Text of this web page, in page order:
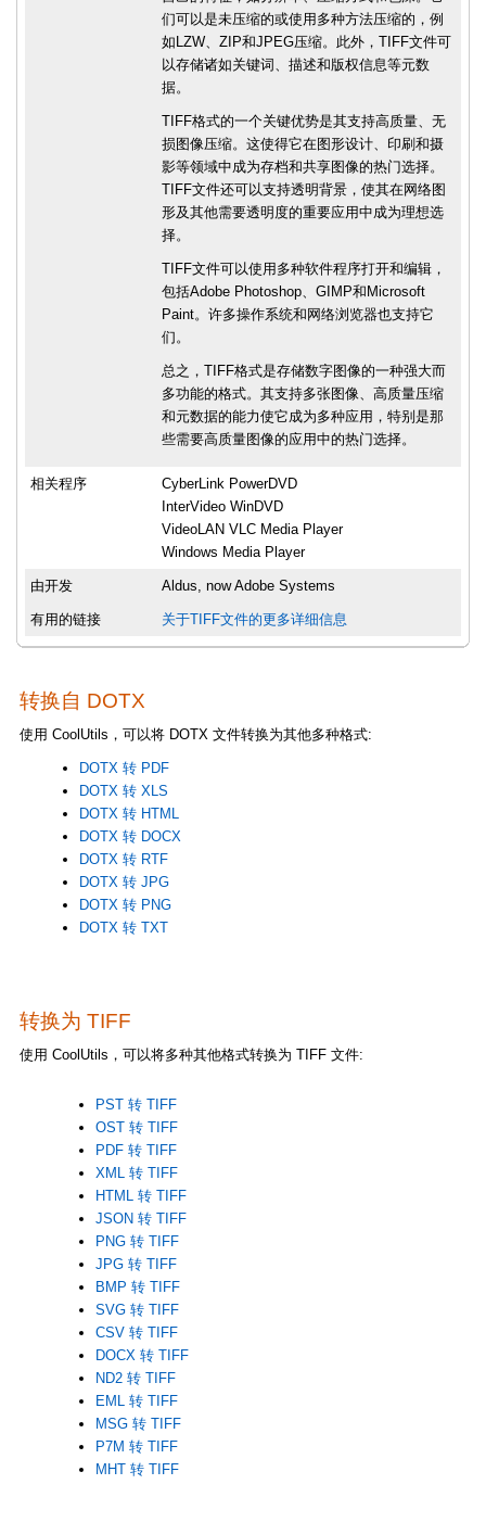
们可以是未压缩的或使用多种方法压缩的，例
如LZW、ZIP和JPEG压缩。此外，TIFF文件可
以存储诸如关键词、描述和版权信息等元数
据。
TIFF格式的一个关键优势是其支持高质量、无
损图像压缩。这使得它在图形设计、印刷和摄
影等领域中成为存档和共享图像的热门选择。
TIFF文件还可以支持透明背景，使其在网络图
形及其他需要透明度的重要应用中成为理想选
择。
TIFF文件可以使用多种软件程序打开和编辑，
包括Adobe Photoshop、GIMP和Microsoft
Paint。许多操作系统和网络浏览器也支持它
们。
总之，TIFF格式是存储数字图像的一种强大而
多功能的格式。其支持多张图像、高质量压缩
和元数据的能力使它成为多种应用，特别是那
些需要高质量图像的应用中的热门选择。
相关程序
CyberLink PowerDVD
InterVideo WinDVD
VideoLAN VLC Media Player
Windows Media Player
由开发 Aldus, now Adobe Systems
有用的链接 关于TIFF文件的更多详细信息
转换自 DOTX
使用 CoolUtils，可以将 DOTX 文件转换为其他多种格式:
DOTX 转 PDF
DOTX 转 XLS
DOTX 转 HTML
DOTX 转 DOCX
DOTX 转 RTF
DOTX 转 JPG
DOTX 转 PNG
DOTX 转 TXT
转换为 TIFF
使用 CoolUtils，可以将多种其他格式转换为 TIFF 文件:
PST 转 TIFF
OST 转 TIFF
PDF 转 TIFF
XML 转 TIFF
HTML 转 TIFF
JSON 转 TIFF
PNG 转 TIFF
JPG 转 TIFF
BMP 转 TIFF
SVG 转 TIFF
CSV 转 TIFF
DOCX 转 TIFF
ND2 转 TIFF
EML 转 TIFF
MSG 转 TIFF
P7M 转 TIFF
MHT 转 TIFF